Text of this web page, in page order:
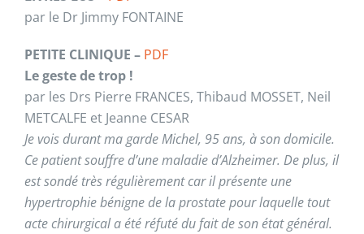
par le Dr Jimmy FONTAINE
PETITE CLINIQUE – PDF
Le geste de trop !
par les Drs Pierre FRANCES, Thibaud MOSSET, Neil
METCALFE et Jeanne CESAR
Je vois durant ma garde Michel, 95 ans, à son domicile.
Ce patient souffre d’une maladie d’Alzheimer. De plus, il
est sondé très régulièrement car il présente une
hypertrophie bénigne de la prostate pour laquelle tout
acte chirurgical a été réfuté du fait de son état général.